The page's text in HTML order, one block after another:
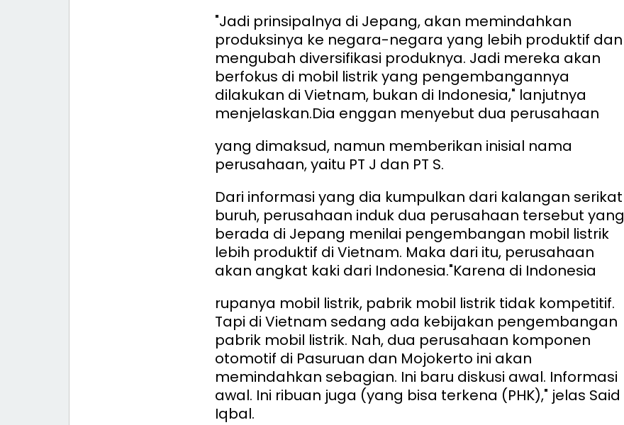
"Jadi prinsipalnya di Jepang, akan memindahkan
produksinya ke negara-negara yang lebih produktif dan
mengubah diversifikasi produknya. Jadi mereka akan
berfokus di mobil listrik yang pengembangannya
dilakukan di Vietnam, bukan di Indonesia," lanjutnya
menjelaskan.Dia enggan menyebut dua perusahaan
yang dimaksud, namun memberikan inisial nama
perusahaan, yaitu PT J dan PT S.
Dari informasi yang dia kumpulkan dari kalangan serikat
buruh, perusahaan induk dua perusahaan tersebut yang
berada di Jepang menilai pengembangan mobil listrik
lebih produktif di Vietnam. Maka dari itu, perusahaan
akan angkat kaki dari Indonesia."Karena di Indonesia
rupanya mobil listrik, pabrik mobil listrik tidak kompetitif.
Tapi di Vietnam sedang ada kebijakan pengembangan
pabrik mobil listrik. Nah, dua perusahaan komponen
otomotif di Pasuruan dan Mojokerto ini akan
memindahkan sebagian. Ini baru diskusi awal. Informasi
awal. Ini ribuan juga (yang bisa terkena (PHK)," jelas Said
Iqbal.